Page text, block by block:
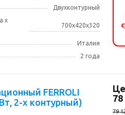
Двухконтурный
х
700х420х320
Италия
2 года
FERROLI
2-х контурный)
78
79